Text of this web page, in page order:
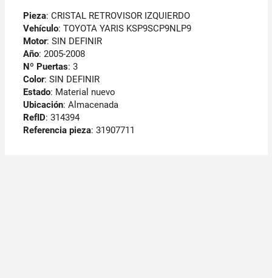
Pieza: CRISTAL RETROVISOR IZQUIERDO
Vehículo: TOYOTA YARIS KSP9SCP9NLP9
Motor: SIN DEFINIR
Año: 2005-2008
Nº Puertas: 3
Color: SIN DEFINIR
Estado: Material nuevo
Ubicación: Almacenada
RefID: 314394
Referencia pieza: 31907711